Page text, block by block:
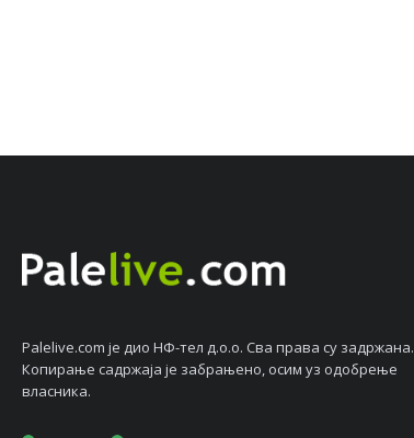
Palelive.com јe дио НФ-тeл д.о.о. Сва права су задржана.
Копирањe садржаја јe забрањeно, осим уз одобрeњe
власника.